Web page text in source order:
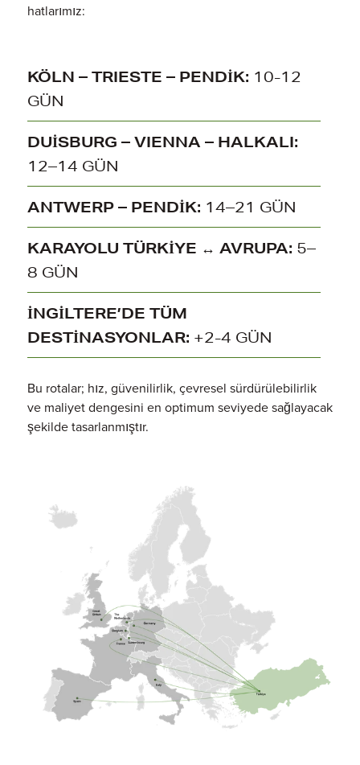
hatlarımız:
KÖLN – TRIESTE – PENDİK: 10-12
GÜN
DUİSBURG – VIENNA – HALKALI:
12–14 GÜN
ANTWERP – PENDİK: 14–21 GÜN
KARAYOLU TÜRKİYE ↔ AVRUPA: 5–
8 GÜN
İNGİLTERE’DE TÜM
DESTİNASYONLAR: +2-4 GÜN
Bu rotalar; hız, güvenilirlik, çevresel sürdürülebilirlik
ve maliyet dengesini en optimum seviyede sağlayacak
şekilde tasarlanmıştır.